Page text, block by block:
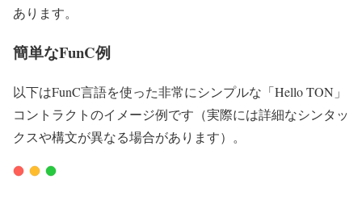
あります。
簡単なFunC例
以下はFunC言語を使った非常にシンプルな「Hello TON」
コントラクトのイメージ例です（実際には詳細なシンタッ
クスや構文が異なる場合があります）。